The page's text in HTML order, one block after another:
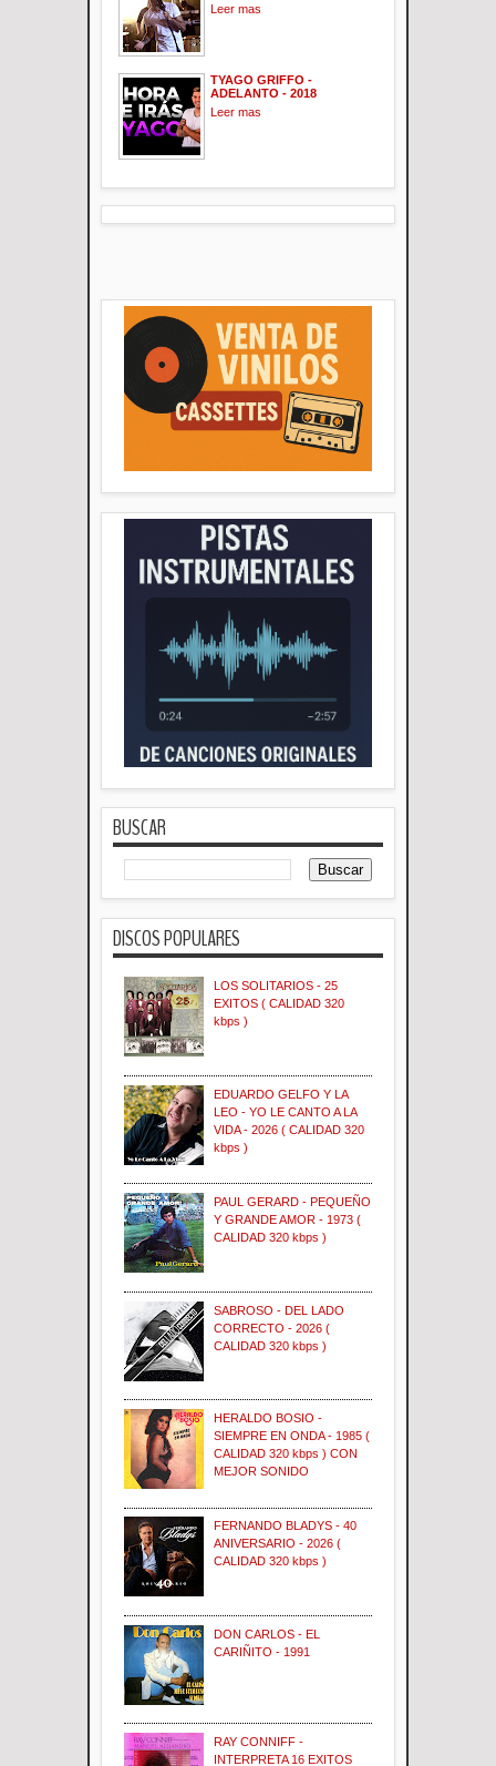
Leer mas
TYAGO GRIFFO -
ADELANTO - 2018
Leer mas
BUSCAR
DISCOS POPULARES
LOS SOLITARIOS - 25
EXITOS ( CALIDAD 320
kbps )
EDUARDO GELFO Y LA
LEO - YO LE CANTO A LA
VIDA - 2026 ( CALIDAD 320
kbps )
PAUL GERARD - PEQUEÑO
Y GRANDE AMOR - 1973 (
CALIDAD 320 kbps )
SABROSO - DEL LADO
CORRECTO - 2026 (
CALIDAD 320 kbps )
HERALDO BOSIO -
SIEMPRE EN ONDA - 1985 (
CALIDAD 320 kbps ) CON
MEJOR SONIDO
FERNANDO BLADYS - 40
ANIVERSARIO - 2026 (
CALIDAD 320 kbps )
DON CARLOS - EL
CARIÑITO - 1991
RAY CONNIFF -
INTERPRETA 16 EXITOS